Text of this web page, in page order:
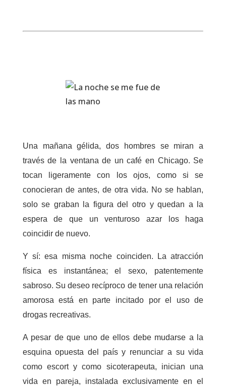
Una mañana gélida, dos hombres se miran a
través de la ventana de un café en Chicago. Se
tocan ligeramente con los ojos, como si se
conocieran de antes, de otra vida. No se hablan,
solo se graban la figura del otro y quedan a la
espera de que un venturoso azar los haga
coincidir de nuevo.
Y sí: esa misma noche coinciden. La atracción
física es instantánea; el sexo, patentemente
sabroso. Su deseo recíproco de tener una relación
amorosa está en parte incitado por el uso de
drogas recreativas.
A pesar de que uno de ellos debe mudarse a la
esquina opuesta del país y renunciar a su vida
como escort y como sicoterapeuta, inician una
vida en pareja, instalada exclusivamente en el